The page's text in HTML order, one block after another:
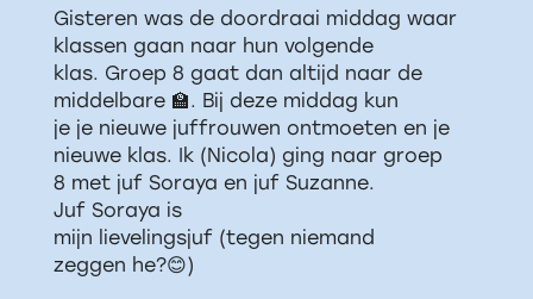
Gisteren was de doordraai middag waar
klassen gaan naar hun volgende
klas. Groep 8 gaat dan altijd naar de
middelbare 🏫. Bij deze middag kun
je je nieuwe juffrouwen ontmoeten en je
nieuwe klas. Ik (Nicola) ging naar groep
8 met juf Soraya en juf Suzanne.
Juf Soraya is
mijn lievelingsjuf (tegen niemand
zeggen he?😊)